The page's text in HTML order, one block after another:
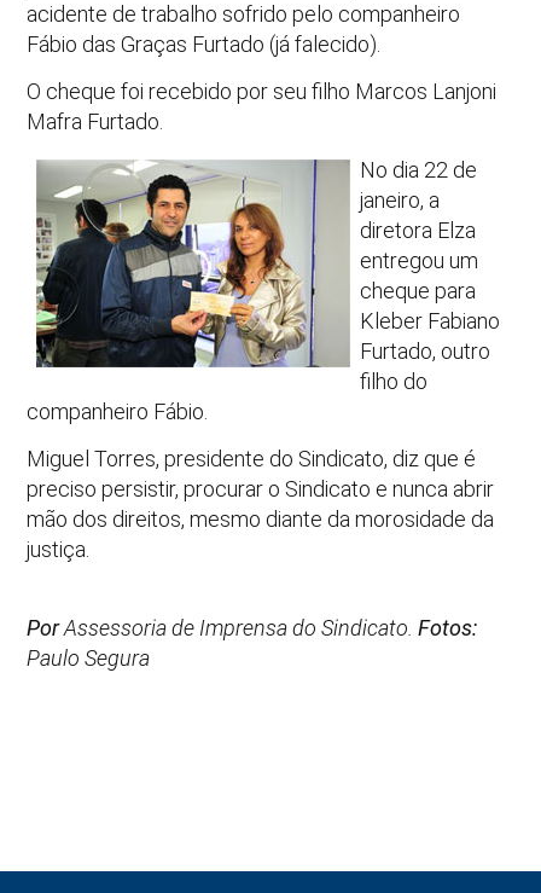
acidente de trabalho sofrido pelo companheiro
Fábio das Graças Furtado (já falecido).
O cheque foi recebido por seu filho Marcos Lanjoni
Mafra Furtado.
No dia 22 de
janeiro, a
diretora Elza
entregou um
cheque para
Kleber Fabiano
Furtado, outro
filho do
companheiro Fábio.
Miguel Torres, presidente do Sindicato, diz que é
preciso persistir, procurar o Sindicato e nunca abrir
mão dos direitos, mesmo diante da morosidade da
justiça.
PorAssessoria de Imprensa do Sindicato.Fotos:
Paulo Segura